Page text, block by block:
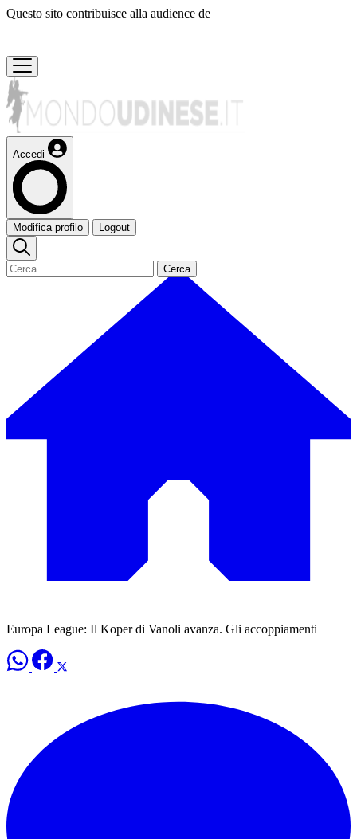
Questo sito contribuisce alla audience de
Accedi
Modifica profilo Logout
Cerca
Europa League: Il Koper di Vanoli avanza. Gli accoppiamenti